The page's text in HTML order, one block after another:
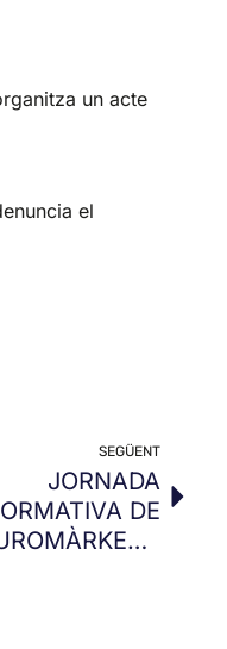
un acte
el
SEGÜENT
JORNADA
DE
NEUROMÀRKETING